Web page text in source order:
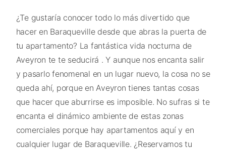
¿Te gustaría conocer todo lo más divertido que
hacer en Baraqueville desde que abras la puerta de
tu apartamento? La fantástica vida nocturna de
Aveyron te te seducirá . Y aunque nos encanta salir
y pasarlo fenomenal en un lugar nuevo, la cosa no se
queda ahí, porque en Aveyron tienes tantas cosas
que hacer que aburrirse es imposible. No sufras si te
encanta el dinámico ambiente de estas zonas
comerciales porque hay apartamentos aquí y en
cualquier lugar de Baraqueville. ¿Reservamos tu